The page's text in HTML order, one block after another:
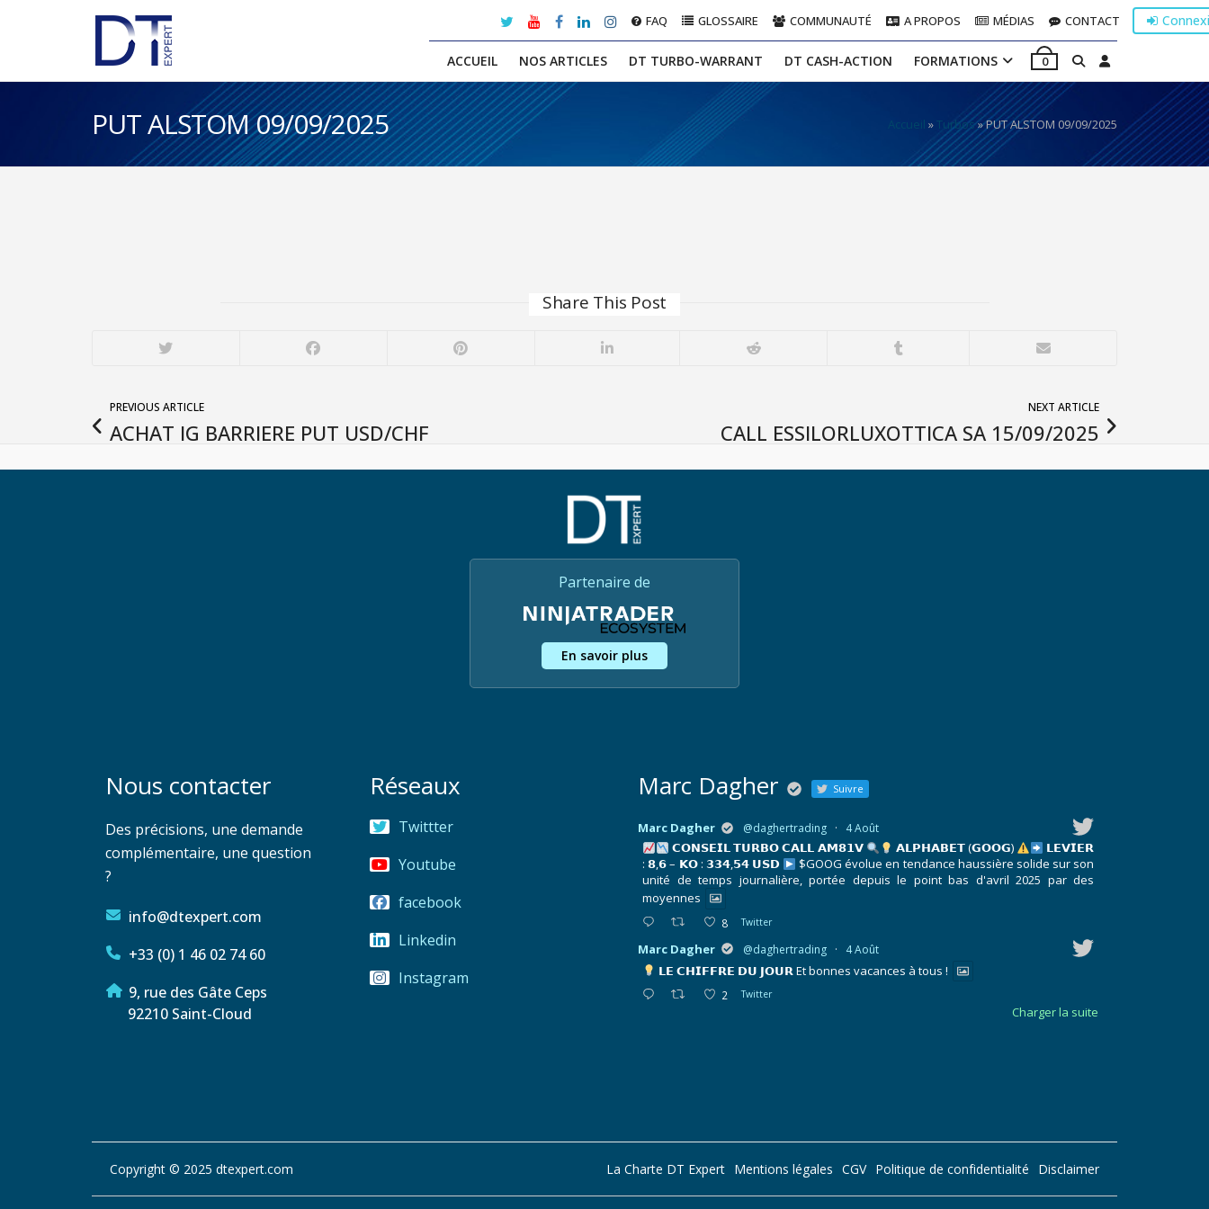
ACCUEIL NOS ARTICLES DT TURBO-WARRANT DT CASH-ACTION FORMATIONS 0
FAQ GLOSSAIRE COMMUNAUTÉ A PROPOS MÉDIAS CONTACT
Accueil »Turbos»PUT ALSTOM 09/09/2025
PUT ALSTOM 09/09/2025
Share This Post
PREVIOUS ARTICLE
ACHAT IG BARRIERE PUT USD/CHF
NEXT ARTICLE
CALL ESSILORLUXOTTICA SA 15/09/2025
Partenaire de
En savoir plus
Nous contacter
Des précisions, une demande
complémentaire, une question
?
info@dtexpert.com
+33 (0) 1 46 02 74 60
9, rue des Gâte Ceps
92210 Saint-Cloud
Réseaux
Twittter
Youtube
facebook
Linkedin
Instagram
Marc Dagher Suivre
Marc Dagher @daghertrading · 4 Août
𝗖𝗢𝗡𝗦𝗘𝗜𝗟 𝗧𝗨𝗥𝗕𝗢 𝗖𝗔𝗟𝗟 𝗔𝗠𝟴𝟭𝗩 𝗔𝗟𝗣𝗛𝗔𝗕𝗘𝗧 (𝗚𝗢𝗢𝗚)
𝗟𝗘𝗩𝗜𝗘𝗥
: 𝟴,𝟲 – 𝗞𝗢 : 𝟯𝟯𝟰,𝟱𝟰 𝗨𝗦𝗗
$GOOG évolue en tendance haussière solide sur son
unité de temps journalière, portée depuis le point bas d'avril 2025 par des
moyennes
8 Twitter
Marc Dagher @daghertrading · 4 Août
𝗟𝗘 𝗖𝗛𝗜𝗙𝗙𝗥𝗘 𝗗𝗨 𝗝𝗢𝗨𝗥Et bonnes vacances à tous !
2 Twitter
Charger la suite
Copyright © 2025 dtexpert.com La Charte DT Expert Mentions légales CGV Politique de confidentialité Disclaimer